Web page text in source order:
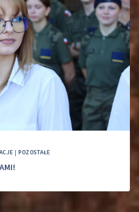
|POZOSTAŁE